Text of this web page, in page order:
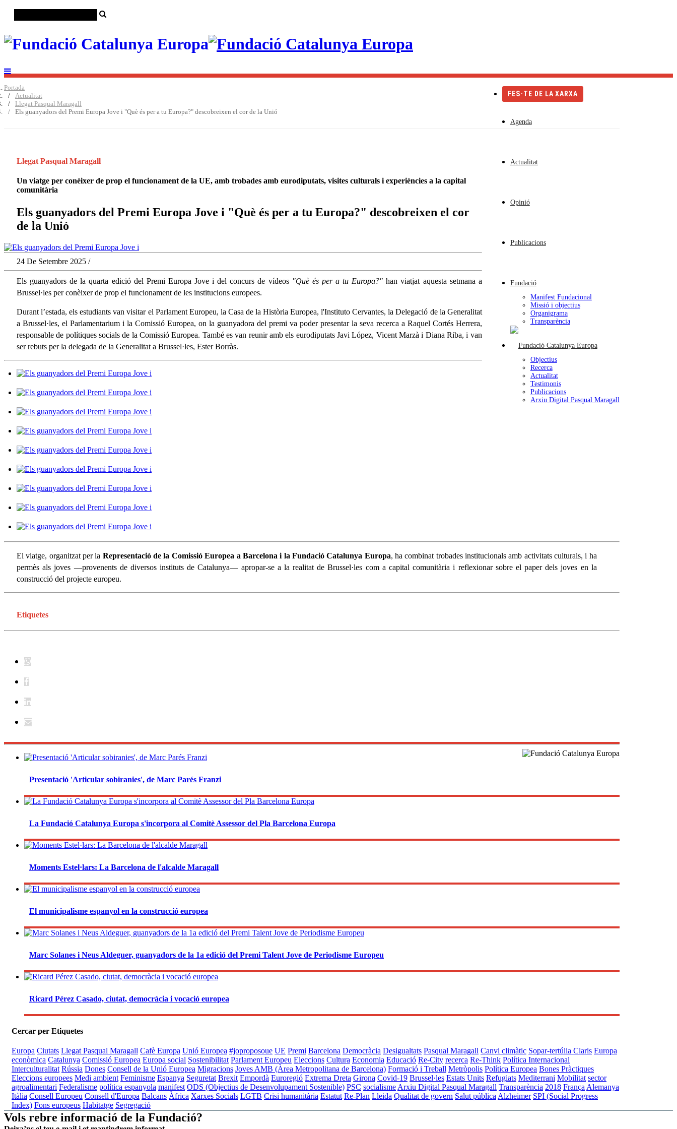
FES-TE DE LA XARXA
Agenda
Actualitat
Opinió
Publicacions
Fundació
Manifest Fundacional
Missió i objectius
Organigrama
Transparència
Objectius
Recerca
Actualitat
Testimonis
Publicacions
Arxiu Digital Pasqual Maragall
Portada
Actualitat
Llegat Pasqual Maragall
Els guanyadors del Premi Europa Jove i "Què és per a tu Europa?" descobreixen el cor de la Unió
Llegat Pasqual Maragall
Un viatge per conèixer de prop el funcionament de la UE, amb trobades amb eurodiputats, visites culturals i experiències a la capital
comunitària
Els guanyadors del Premi Europa Jove i "Què és per a tu Europa?" descobreixen el cor
de la Unió
24 De Setembre 2025 /
Els guanyadors de la quarta edició del Premi Europa Jove i del concurs de vídeos "Què és per a tu Europa?" han viatjat aquesta setmana a
Brussel·les per conèixer de prop el funcionament de les institucions europees.
Durant l’estada, els estudiants van visitar el Parlament Europeu, la Casa de la Història Europea, l'Instituto Cervantes, la Delegació de la Generalitat
a Brussel·les, el Parlamentarium i la Comissió Europea, on la guanyadora del premi va poder presentar la seva recerca a Raquel Cortés Herrera,
responsable de polítiques socials de la Comissió Europea. També es van reunir amb els eurodiputats Javi López, Vicent Marzà i Diana Riba, i van
ser rebuts per la delegada de la Generalitat a Brussel·les, Ester Borràs.
El viatge, organitzat per la Representació de la Comissió Europea a Barcelona i la Fundació Catalunya Europa, ha combinat trobades institucionals amb activitats culturals, i ha
permès als joves —provenents de diversos instituts de Catalunya— apropar-se a la realitat de Brussel·les com a capital comunitària i reflexionar sobre el paper dels joves en la
construcció del projecte europeu.
Etiquetes
Presentació 'Articular sobiranies', de Marc Parés Franzi
La Fundació Catalunya Europa s'incorpora al Comitè Assessor del Pla Barcelona Europa
Moments Estel·lars: La Barcelona de l'alcalde Maragall
El municipalisme espanyol en la construcció europea
Marc Solanes i Neus Aldeguer, guanyadors de la 1a edició del Premi Talent Jove de Periodisme Europeu
Ricard Pérez Casado, ciutat, democràcia i vocació europea
Cercar per Etiquetes
Europa Ciutats Llegat Pasqual Maragall Cafè Europa Unió Europea #joproposoue UE Premi Barcelona Democràcia Desigualtats Pasqual Maragall Canvi climàtic Sopar-tertúlia Claris Europa
econòmica Catalunya Comissió Europea Europa social Sostenibilitat Parlament Europeu Eleccions Cultura Economia Educació Re-City recerca Re-Think Política Internacional
Interculturalitat Rússia Dones Consell de la Unió Europea Migracions Joves AMB (Àrea Metropolitana de Barcelona) Formació i Treball Metròpolis Política Europea Bones Pràctiques
Eleccions europees Medi ambient Feminisme Espanya Seguretat Brexit Empordà Euroregió Extrema Dreta Girona Covid-19 Brussel·les Estats Units Refugiats Mediterrani Mobilitat sector
agroalimentari Federalisme política espanyola manifest ODS (Objectius de Desenvolupament Sostenible) PSC socialisme Arxiu Digital Pasqual Maragall Transparència 2018 França Alemanya
Itàlia Consell Europeu Consell d'Europa Balcans Àfrica Xarxes Socials LGTB Crisi humanitària Estatut Re-Plan Lleida Qualitat de govern Salut pública Alzheimer SPI (Social Progress
Index) Fons europeus Habitatge Segregació
Vols rebre informació de la Fundació?